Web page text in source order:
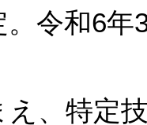
。令和6
、特定